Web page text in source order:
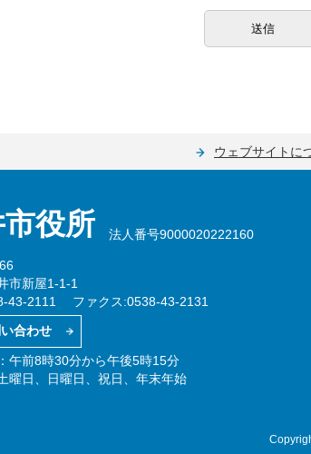
ウェブサイトに
役所 法人番号9000020222160
市新屋1-1-1
43-2111 ファクス:0538-43-2131
合わせ
午前8時30分から午後5時15分
曜日、日曜日、祝日、年末年始